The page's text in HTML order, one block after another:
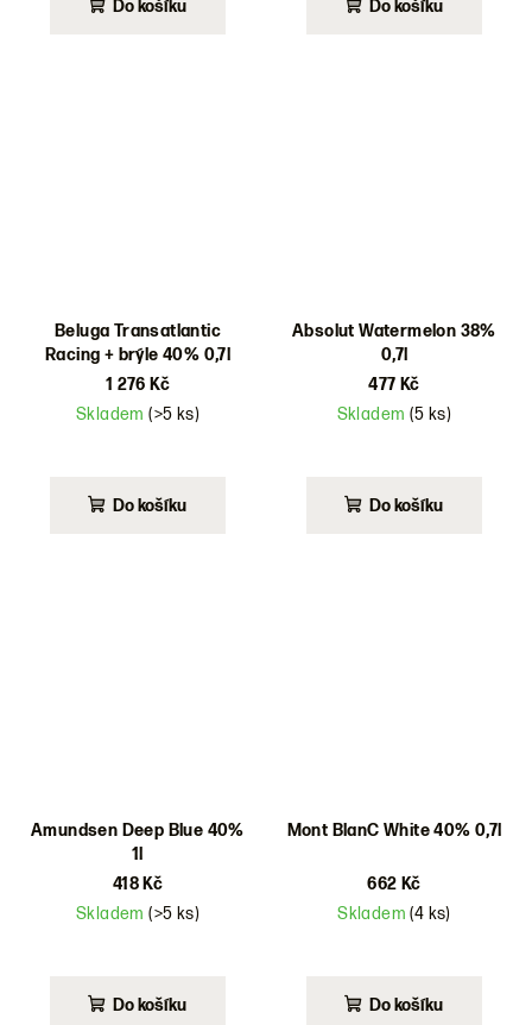
Do košíku Do košíku
Beluga Transatlantic
Racing + brýle 40% 0,7l
1 276 Kč
Skladem(>5 ks)
Do košíku
Absolut Watermelon 38%
0,7l
477 Kč
Skladem (5 ks)
Do košíku
Amundsen Deep Blue 40%
1l
418 Kč
Skladem(>5 ks)
Do košíku
Mont BlanC White 40% 0,7l
662 Kč
Skladem(4 ks)
Do košíku